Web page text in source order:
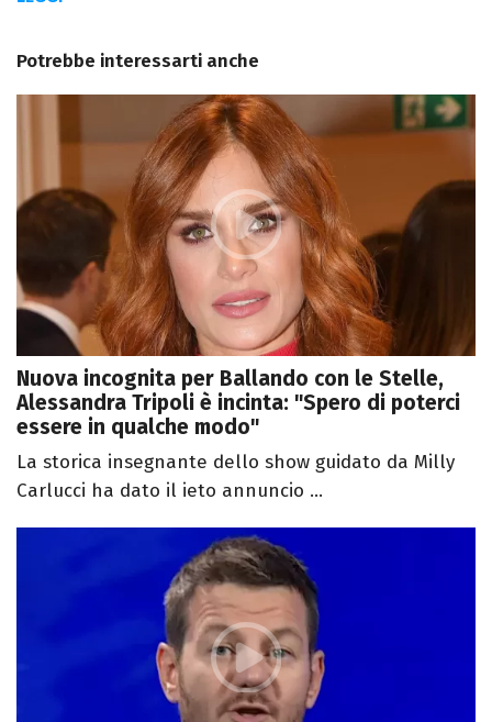
Potrebbe interessarti anche
Nuova incognita per Ballando con le Stelle,
Alessandra Tripoli è incinta: "Spero di poterci
essere in qualche modo"
La storica insegnante dello show guidato da Milly
Carlucci ha dato il ieto annuncio ...